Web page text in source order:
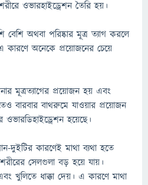
ওভারহাইড্রেশন তৈরি হয়।
অথবা পরিষ্কার মূত্র ত্যাগ করলে
কারণে অনেকে প্রয়োজনের চেয়ে
মূত্রত্যাগের প্রয়োজন হয় এবং
বারবার বাথরুমে যাওয়ার প্রয়োজন
হয়েছে।
দুইটির কারণেই মাথা ব্যথা হতে
সেলগুলা বড় হয়ে যায়।
খুলিতে ধাক্কা দেয়। এ কারণে মাথা